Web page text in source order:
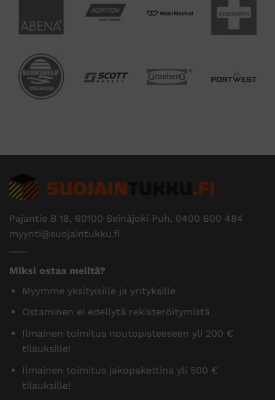
Pajantie B 18, 60100 Seinäjoki Puh. 0400 600 484
myynti@suojaintukku.fi
Miksi ostaa meiltä?
Myymme yksityisille ja yrityksille
Ostaminen ei edellytä rekisteröitymistä
Ilmainen toimitus noutopisteeseen yli 200 €
tilauksille!
Ilmainen toimitus jakopakettina yli 500 €
tilauksille!